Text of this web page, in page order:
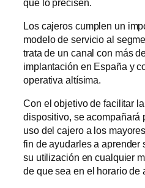
que lo precisen.
Los cajeros cumplen un
modelo de servicio al
trata de un canal con más
implantación en España y
operativa altísima.
Con el objetivo de facilitar
dispositivo, se acompañará
uso del cajero a los
fin de ayudarles a aprender
su utilización en cualquier
de que sea en el horario de